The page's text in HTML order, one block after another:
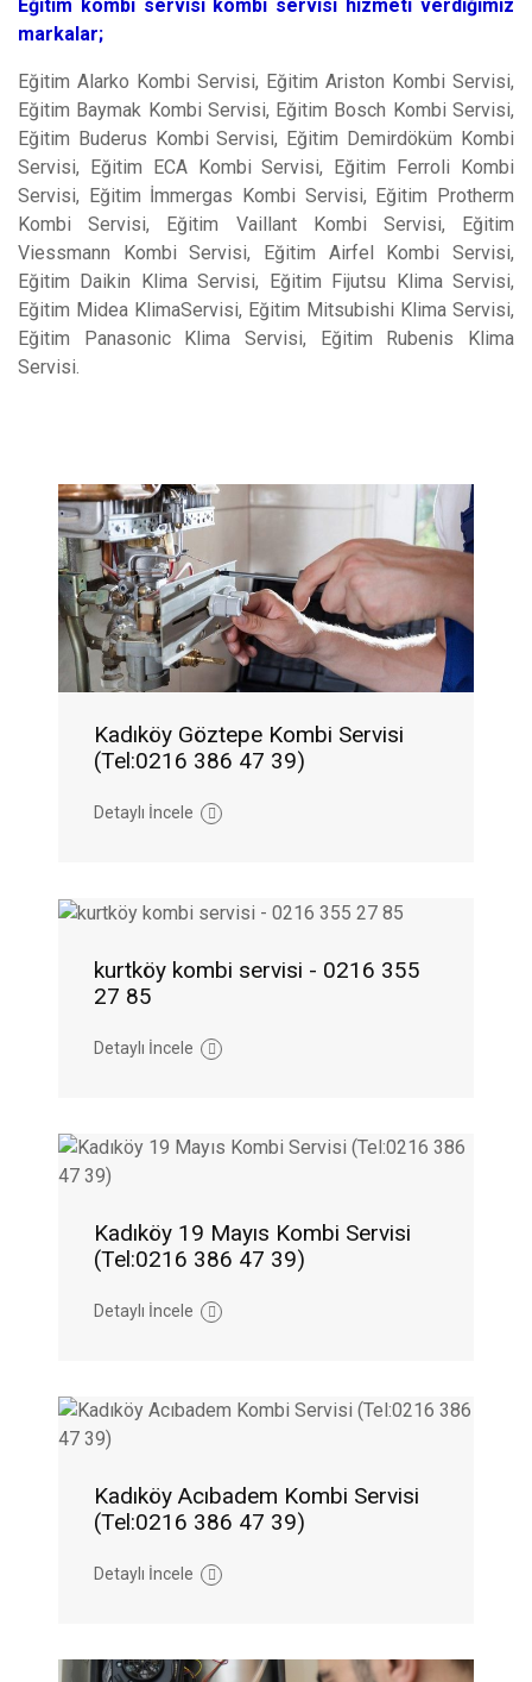
Eğitim kombi servisi kombi servisi hizmeti verdiğimiz
markalar;
Eğitim Alarko Kombi Servisi, Eğitim Ariston Kombi Servisi,
Eğitim Baymak Kombi Servisi, Eğitim Bosch Kombi Servisi,
Eğitim Buderus Kombi Servisi, Eğitim Demirdöküm Kombi
Servisi, Eğitim ECA Kombi Servisi, Eğitim Ferroli Kombi
Servisi, Eğitim İmmergas Kombi Servisi, Eğitim Protherm
Kombi Servisi, Eğitim Vaillant Kombi Servisi, Eğitim
Viessmann Kombi Servisi, Eğitim Airfel Kombi Servisi,
Eğitim Daikin Klima Servisi, Eğitim Fijutsu Klima Servisi,
Eğitim Midea KlimaServisi, Eğitim Mitsubishi Klima Servisi,
Eğitim Panasonic Klima Servisi, Eğitim Rubenis Klima
Servisi.
Kadıköy Göztepe Kombi Servisi
(Tel:0216 386 47 39)
Detaylı İncele
kurtköy kombi servisi - 0216 355
27 85
Detaylı İncele
Kadıköy 19 Mayıs Kombi Servisi
(Tel:0216 386 47 39)
Detaylı İncele
Kadıköy Acıbadem Kombi Servisi
(Tel:0216 386 47 39)
Detaylı İncele